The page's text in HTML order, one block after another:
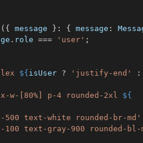
( { message } : { message :
. role === 'user' ;
${isUser ? 'justify-end'
:
w-[80%] p-4 rounded-2xl ${
500 text-white rounded-br-md'
100 text-gray-900 rounded-bl-